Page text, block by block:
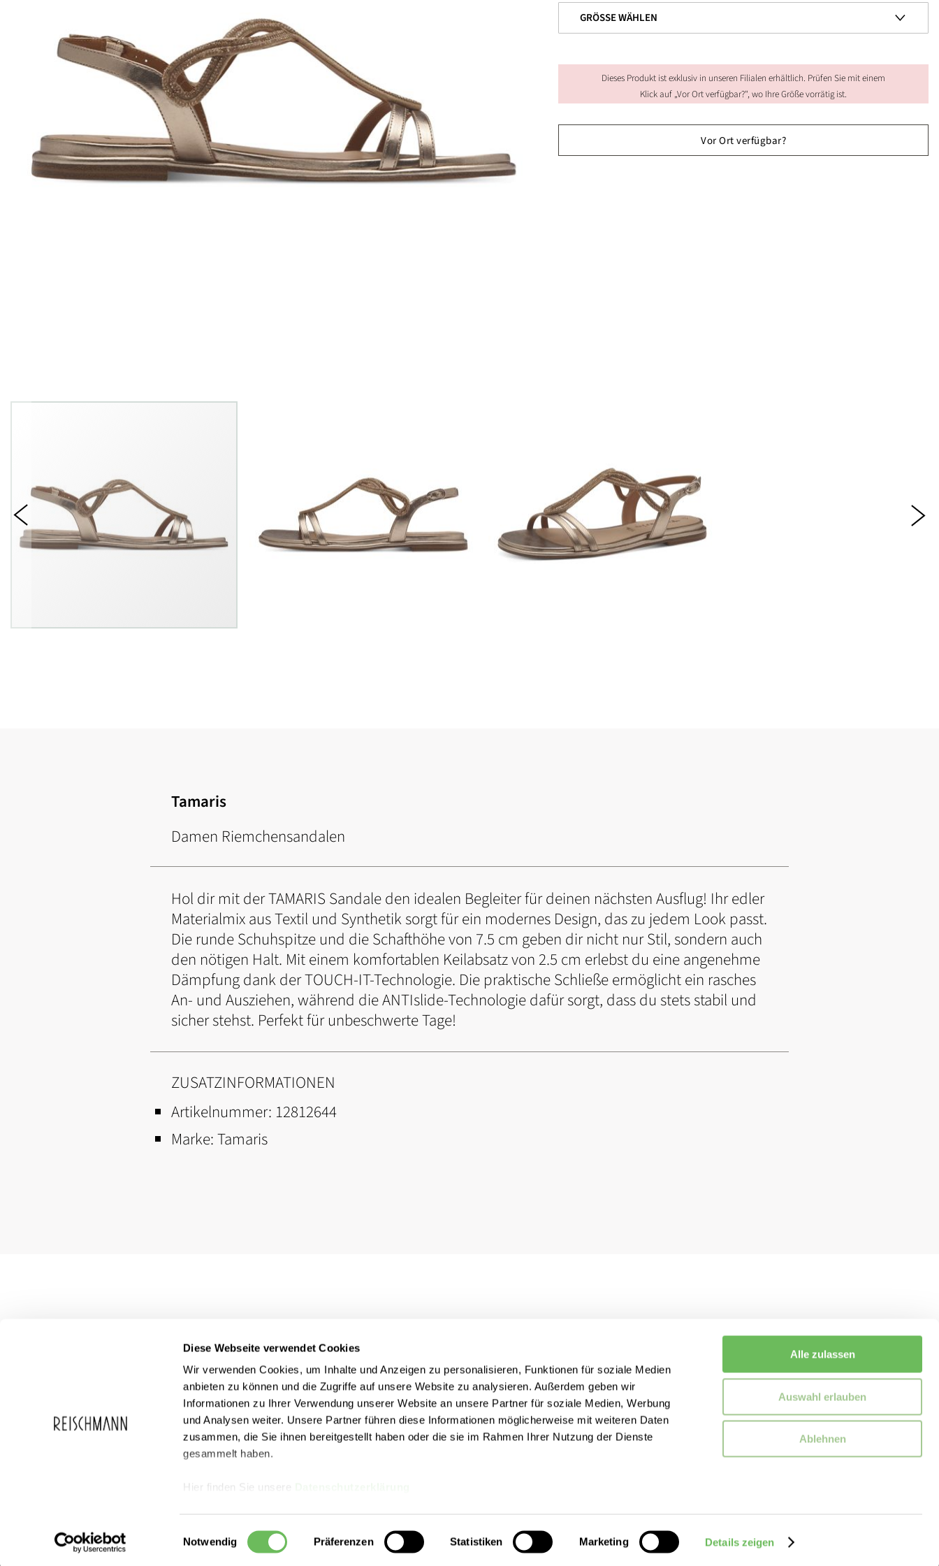
Diese Webseite verwendet Cookies
Wir verwenden Cookies, um Inhalte und Anzeigen zu personalisieren, Funktionen für soziale Medien
anbieten zu können und die Zugriffe auf unsere Website zu analysieren. Außerdem geben wir
Informationen zu Ihrer Verwendung unserer Website an unsere Partner für soziale Medien, Werbung
und Analysen weiter. Unsere Partner führen diese Informationen möglicherweise mit weiteren Daten
zusammen, die Sie ihnen bereitgestellt haben oder die sie im Rahmen Ihrer Nutzung der Dienste
gesammelt haben.
Hier finden Sie unsere
Einwilligungsauswahl
Notwendig Präferenzen Statistiken Marketing Details zeigen
Alle zulassen
Auswahl erlauben
Ablehnen
Dieses Produkt ist exklusiv in unseren Filialen erhältlich. Prüfen Sie mit einem
Klick auf „Vor Ort verfügbar?", wo Ihre Größe vorrätig ist.
Vor Ort verfügbar?
Tamaris
Damen Riemchensandalen
Hol dir mit der TAMARIS Sandale den idealen Begleiter für deinen nächsten Ausflug! Ihr edler
Materialmix aus Textil und Synthetik sorgt für ein modernes Design, das zu jedem Look passt.
Die runde Schuhspitze und die Schafthöhe von 7.5 cm geben dir nicht nur Stil, sondern auch
den nötigen Halt. Mit einem komfortablen Keilabsatz von 2.5 cm erlebst du eine angenehme
Dämpfung dank der TOUCH-IT-Technologie. Die praktische Schließe ermöglicht ein rasches
An- und Ausziehen, während die ANTIslide-Technologie dafür sorgt, dass du stets stabil und
sicher stehst. Perfekt für unbeschwerte Tage!
ZUSATZINFORMATIONEN
Artikelnummer: 12812644
Marke:Tamaris
Reischmann
Über Reischmann
Events
Newsletter